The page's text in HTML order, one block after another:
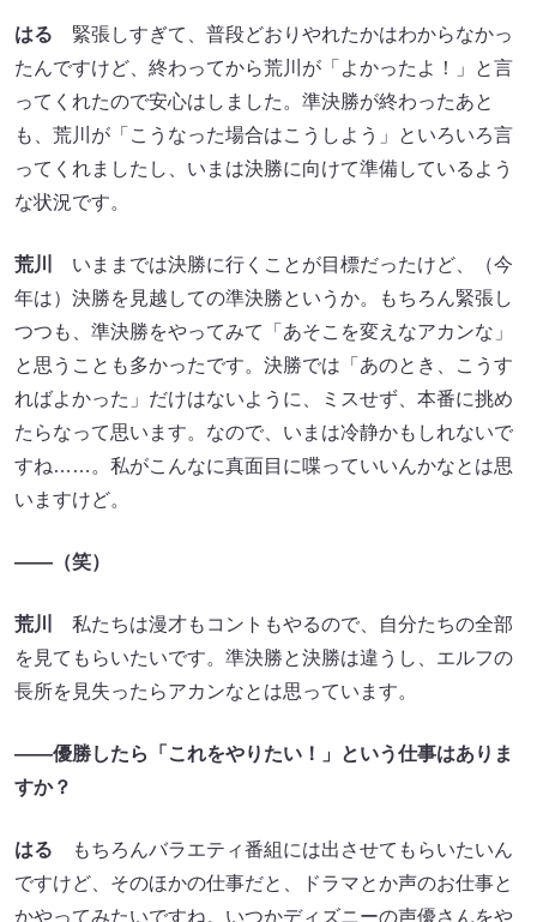
はる 緊張しすぎて、普段どおりやれたかはわからなかっ
たんですけど、終わってから荒川が「よかったよ！」と言
ってくれたので安心はしました。準決勝が終わったあと
も、荒川が「こうなった場合はこうしよう」といろいろ言
ってくれましたし、いまは決勝に向けて準備しているよう
な状況です。
荒川
いままでは決勝に行くことが目標だったけど、（今
年は）決勝を見越しての準決勝というか。もちろん緊張し
つつも、準決勝をやってみて「あそこを変えなアカンな」
と思うことも多かったです。決勝では「あのとき、こうす
ればよかった」だけはないように、ミスせず、本番に挑め
たらなって思います。なので、いまは冷静かもしれないで
すね……。私がこんなに真面目に喋っていいんかなとは思
いますけど。
――（笑）
荒川
私たちは漫才もコントもやるので、自分たちの全部
を見てもらいたいです。準決勝と決勝は違うし、エルフの
長所を見失ったらアカンなとは思っています。
――優勝したら「これをやりたい！」という仕事はありま
すか？
はる もちろんバラエティ番組には出させてもらいたいん
ですけど、そのほかの仕事だと、ドラマとか声のお仕事と
かやってみたいですね。いつかディズニーの声優さんをや